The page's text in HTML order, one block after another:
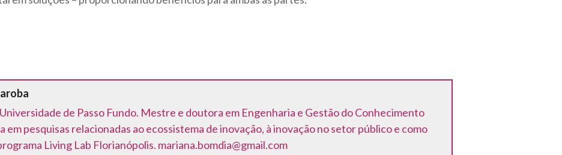
de Passo Fundo. Mestre e doutora em Engenharia e Gestão do Conhecimento
em pesquisas relacionadas ao ecossistema de inovação, à inovação no setor público e como
Living Lab Florianópolis. mariana.bomdia@gmail.com